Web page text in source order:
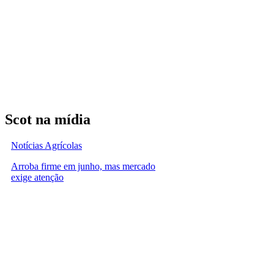
Scot na mídia
Notícias Agrícolas
Arroba firme em junho, mas mercado
exige atenção